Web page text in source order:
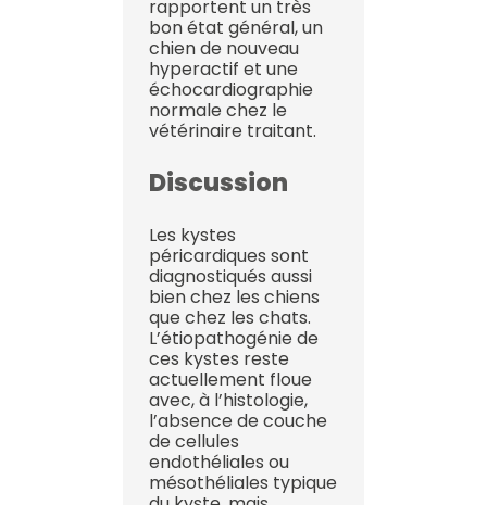
rapportent un très
bon état général, un
chien de nouveau
hyperactif et une
échocardiographie
normale chez le
vétérinaire traitant.
Discussion
Les kystes
péricardiques sont
diagnostiqués aussi
bien chez les chiens
que chez les chats.
L’étiopathogénie de
ces kystes reste
actuellement floue
avec, à l’histologie,
l’absence de couche
de cellules
endothéliales ou
mésothéliales typique